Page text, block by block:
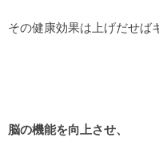
その健康効果は上げだせば
脳の機能を向上させ、